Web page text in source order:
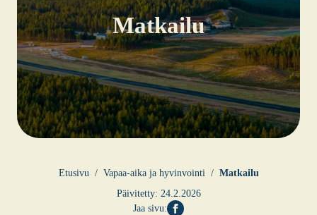
Mat­kai­lu
Etusi­vu Vapaa-aika ja hyvin­voin­ti
Mat­kai­lu
Päivitetty: 24.2.2026
Jaa sivu: